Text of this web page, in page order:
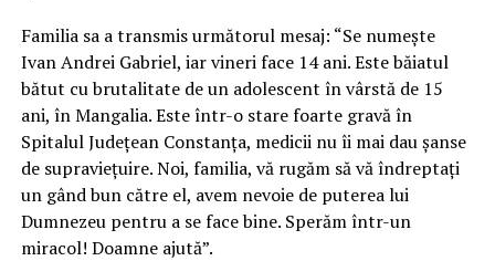
Familia sa a transmis următorul mesaj: “Se numește
Ivan Andrei Gabriel, iar vineri face 14 ani. Este băiatul
bătut cu brutalitate de un adolescent în vârstă de 15
ani, în Mangalia. Este într-o stare foarte gravă în
Spitalul Județean Constanța, medicii nu îi mai dau șanse
de supraviețuire. Noi, familia, vă rugăm să vă îndreptați
un gând bun către el, avem nevoie de puterea lui
Dumnezeu pentru a se face bine. Sperăm într-un
miracol! Doamne ajută”.